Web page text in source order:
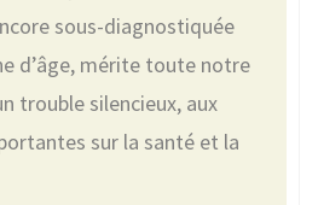
sous-diagnostiquée
d’âge, mérite toute notre
trouble silencieux, aux
sur la santé et la